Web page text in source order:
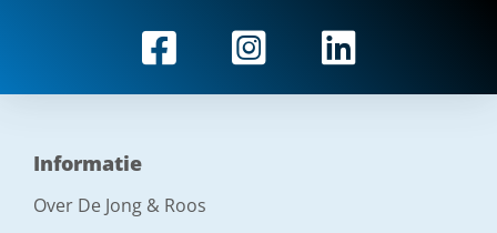
Informatie
Over De Jong & Roos